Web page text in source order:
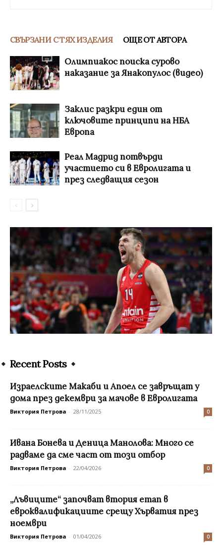
СВЪРЗАНИ С ТЯХ ИЗДЕЛИЯ ОЩЕ ОТ АВТОРА
Олимпиакос поиска сурово
наказание за Янакопулос (видео)
Заклис разкри един от
ключовите принципи на НБА
Европа
Реал Мадрид потвърди
участието си в Евролигата и
през следващия сезон
Recent Posts
Израелските Макаби и Апоел се завръщат у
дома през декември за мачове в Евролигата
Виктория Петрова - 28/11/2025 0
Ивана Бонева и Деница Манолова: Много се
радваме да сме част от този отбор
Виктория Петрова - 22/04/2026 0
„Лъвиците“ започват втория етап в
евроквалификациите срещу Хърватия през
ноември
Виктория Петрова - 01/04/2026 0